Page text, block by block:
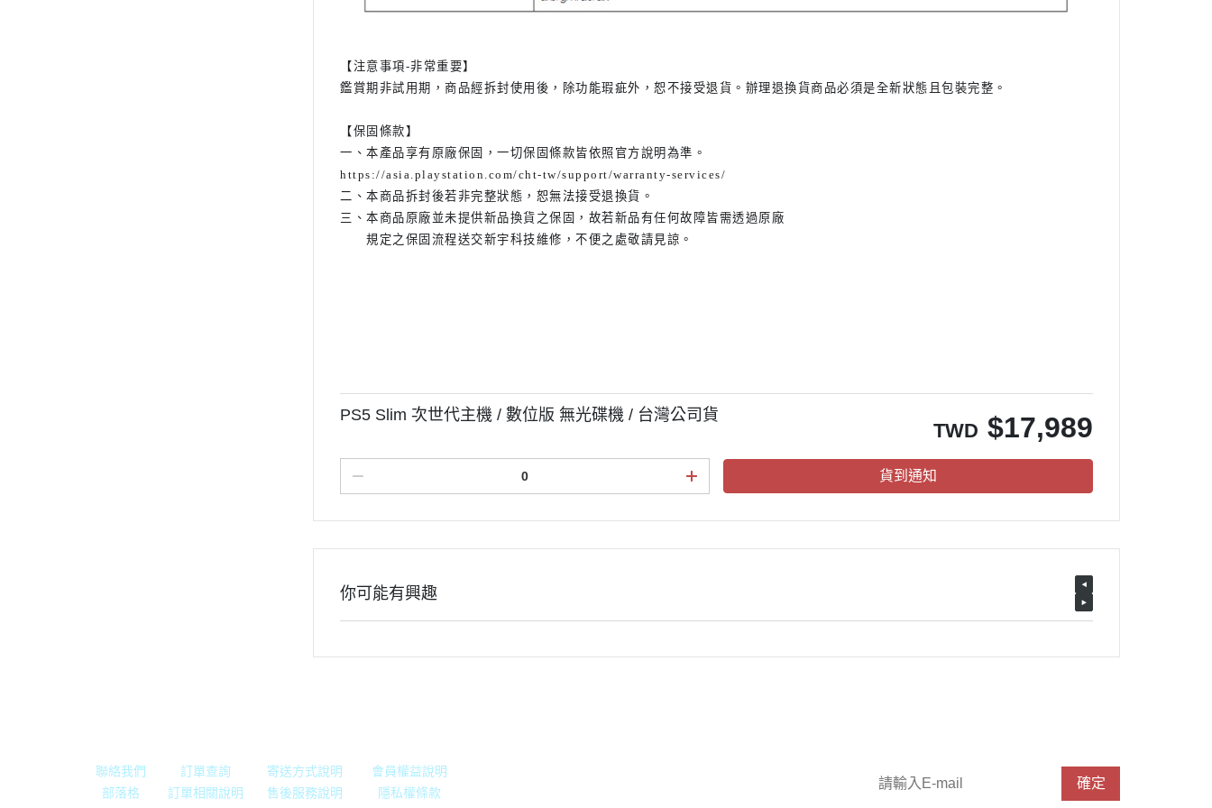
【注意事項-非常重要】
鑑賞期非試用期，商品經拆封使用後，除功能瑕疵外，恕不接受退貨。辦理退換貨商品必須是全新狀態且包裝完整。
【保固條款】
一、本產品享有原廠保固，一切保固條款皆依照官方說明為準。
https://asia.playstation.com/cht-tw/support/warranty-services/
二、本商品拆封後若非完整狀態，恕無法接受退換貨。
三、本商品原廠並未提供新品換貨之保固，故若新品有任何故障皆需透過原廠
規定之保固流程送交新宇科技維修，不便之處敬請見諒。
PS5 Slim 次世代主機 / 數位版 無光碟機 / 台灣公司貨
TWD $17,989
貨到通知
你可能有興趣
聯絡我們
部落格
訂單查詢
訂單相關說明
寄送方式說明
售後服務說明
會員權益說明
隱私權條款
確定